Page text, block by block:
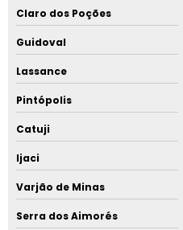
Claro dos Poções
Guidoval
Lassance
Pintópolis
Catuji
Ijaci
Varjão de Minas
Serra dos Aimorés